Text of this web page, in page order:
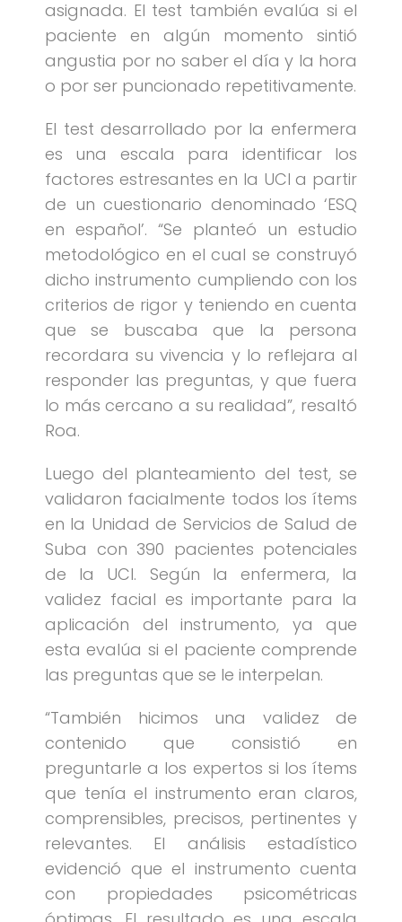
asignada. El test también evalúa si el
paciente en algún momento sintió
angustia por no saber el día y la hora
o por ser puncionado repetitivamente.
El test desarrollado por la enfermera
es una escala para identificar los
factores estresantes en la UCI a partir
de un cuestionario denominado ‘ESQ
en español’. “Se planteó un estudio
metodológico en el cual se construyó
dicho instrumento cumpliendo con los
criterios de rigor y teniendo en cuenta
que se buscaba que la persona
recordara su vivencia y lo reflejara al
responder las preguntas, y que fuera
lo más cercano a su realidad”, resaltó
Roa.
Luego del planteamiento del test, se
validaron facialmente todos los ítems
en la Unidad de Servicios de Salud de
Suba con 390 pacientes potenciales
de la UCI. Según la enfermera, la
validez facial es importante para la
aplicación del instrumento, ya que
esta evalúa si el paciente comprende
las preguntas que se le interpelan.
“También hicimos una validez de
contenido que consistió en
preguntarle a los expertos si los ítems
que tenía el instrumento eran claros,
comprensibles, precisos, pertinentes y
relevantes. El análisis estadístico
evidenció que el instrumento cuenta
con propiedades psicométricas